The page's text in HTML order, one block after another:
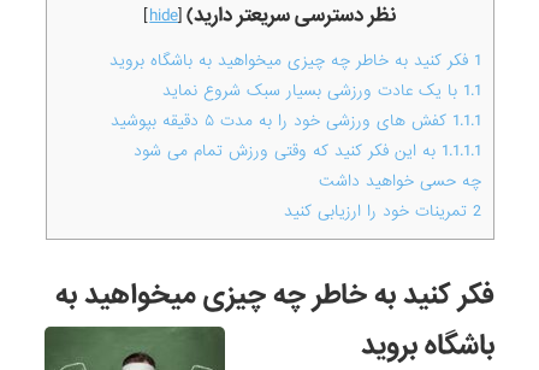
نظر دسترسی سریعتر دارید)[
hide
]
1 فکر کنید به خاطر چه چیزی میخواهید به باشگاه بروید
1.1 با یک عادت ورزشی بسیار سبک شروع نماید
1.1.1 کفش های ورزشی خود را به مدت ۵ دقیقه بپوشید
1.1.1.1 به این فکر کنید که وقتی ورزش تمام می شود
چه حسی خواهید داشت
2 تمرینات خود را ارزیابی کنید
فکر کنید به خاطر چه چیزی میخواهید به
باشگاه بروید